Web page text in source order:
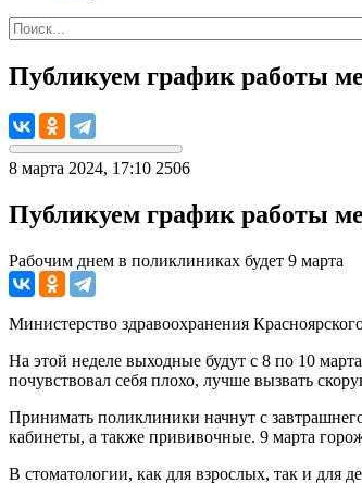
Публикуем график работы
8 марта 2024, 17:10 2506
Публикуем график работы
Рабочим днем в поликлиниках будет 9 марта
Министерство здравоохранения
На этой неделе выходные будут с 8 по 10
почувствовал себя плохо, лучше вызвать
Принимать поликлиники начнут с
кабинеты, а также прививочные. 9 марта
В стоматологии, как для взрослых, так и для